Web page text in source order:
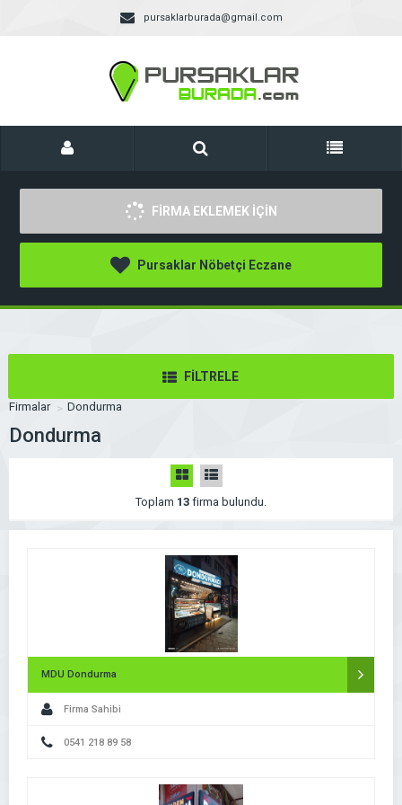
pursaklarburada@gmail.com
FİRMA EKLEMEK İÇİN
Pursaklar Nöbetçi Eczane
FİLTRELE
Firmalar Dondurma
Dondurma
Toplam 13 firma bulundu.
MDU Dondurma
Firma Sahibi
0541 218 89 58